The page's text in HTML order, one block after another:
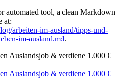
automated tool, a clean Markdown
at:
arbeiten-im-ausland/tipps-und-
im-ausland.md.
Auslandsjob & verdiene 1.000 €
Auslandsjob & verdiene 1.000 €